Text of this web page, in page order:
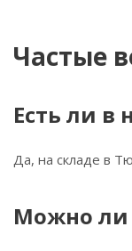
Частые
Есть ли в
Да, на складе в
Можно ли